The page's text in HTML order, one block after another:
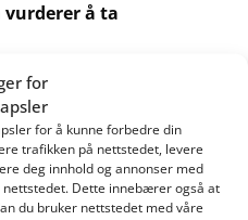
for
for å kunne forbedre din
trafikken på nettstedet, levere
deg innhold og annonser med
Dette innebærer også at
du bruker nettstedet med våre
vurderer å ta
fint og lett å kombinere
for faget.
ressursplanlegging og
mer strukturert
mye om ledelse, det å
du skal få mest mulig